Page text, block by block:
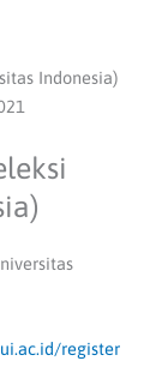
Indonesia)
register